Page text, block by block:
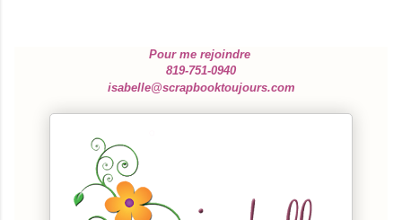
Pour me rejoindre
819-751-0940
isabelle@scrapbooktoujours.com